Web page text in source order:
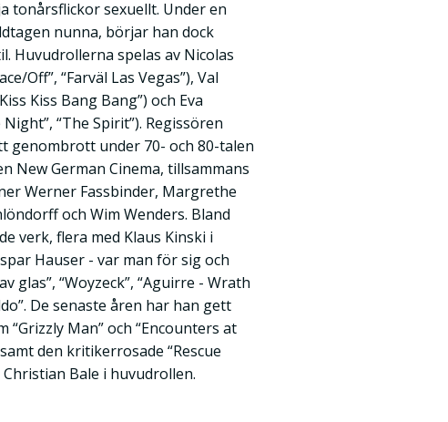
tonårsflickor sexuellt. Under en
nunna, börjar han dock
Huvudrollerna spelas av Nicolas
Off”, “Farväl Las Vegas”), Val
Kiss Bang Bang”) och Eva
“The Spirit”). Regissören
genombrott under 70- och 80-talen
New German Cinema, tillsammans
Werner Fassbinder, Margrethe
och Wim Wenders. Bland
verk, flera med Klaus Kinski i
Hauser - var man för sig och
glas”, “Woyzeck”, “Aguirre - Wrath
De senaste åren har han gett
Man” och “Encounters at
den kritikerrosade “Rescue
Christian Bale i huvudrollen.